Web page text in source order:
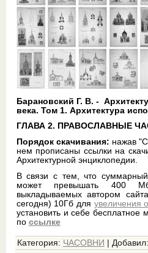
Барановский Г. В. -
века. Том 1. Архитектура
ГЛАВА 2. ПРАВОСЛАВНЫЕ
Порядок скачивания: нажав
нем прописаны ссылки на
Архитектурной энциклопедии.
В связи с тем, что
может превышать 400
выкладываемых автором
сегодня) 10Гб для увеличения
установить и себе
по ссылке
Категория: ЧАСОВНИ Добавил